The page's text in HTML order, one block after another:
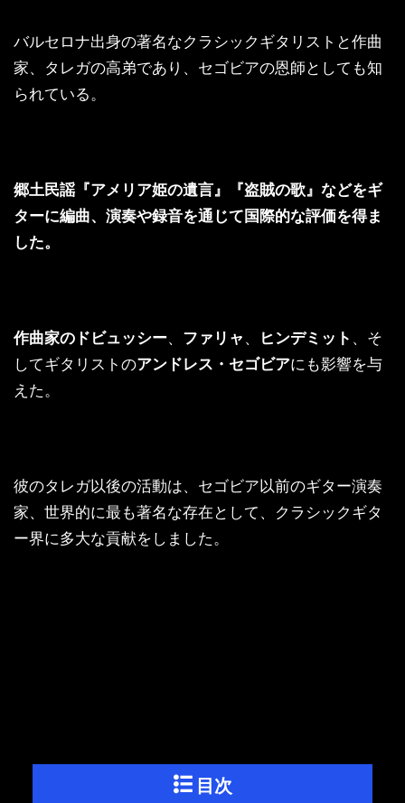
バルセロナ出身の著名なクラシックギタリストと作曲
家、タレガの高弟であり、セゴビアの恩師としても知
られている。
郷土民謡『アメリア姫の遺言』『盗賊の歌』などをギ
ターに編曲、演奏や録音を通じて国際的な評価を得ま
した。
作曲家のドビュッシー、 ファリャ、 ヒンデミット 、そ
してギタリストのアンドレス・セゴビアにも影響を与
えた。
彼のタレガ以後の活動は、セゴビア以前のギター演奏
家、世界的に最も著名な存在として、クラシックギタ
ー界に多大な貢献をしました。
目次